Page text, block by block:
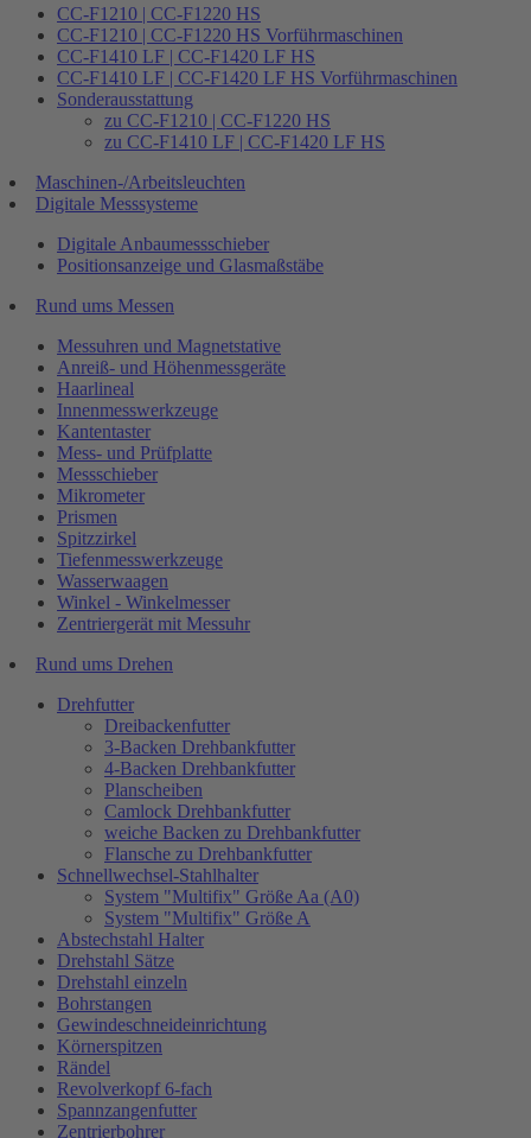
CC-F1210 | CC-F1220 HS
CC-F1210 | CC-F1220 HS Vorführmaschinen
CC-F1410 LF | CC-F1420 LF HS
CC-F1410 LF | CC-F1420 LF HS Vorführmaschinen
Sonderausstattung
zu CC-F1210 | CC-F1220 HS
zu CC-F1410 LF | CC-F1420 LF HS
Maschinen-/Arbeitsleuchten
Digitale Messsysteme
Digitale Anbaumessschieber
Positionsanzeige und Glasmaßstäbe
Rund ums Messen
Messuhren und Magnetstative
Anreiß- und Höhenmessgeräte
Haarlineal
Innenmesswerkzeuge
Kantentaster
Mess- und Prüfplatte
Messschieber
Mikrometer
Prismen
Spitzzirkel
Tiefenmesswerkzeuge
Wasserwaagen
Winkel - Winkelmesser
Zentriergerät mit Messuhr
Rund ums Drehen
Drehfutter
Dreibackenfutter
3-Backen Drehbankfutter
4-Backen Drehbankfutter
Planscheiben
Camlock Drehbankfutter
weiche Backen zu Drehbankfutter
Flansche zu Drehbankfutter
Schnellwechsel-Stahlhalter
System "Multifix" Größe Aa (A0)
System "Multifix" Größe A
Abstechstahl Halter
Drehstahl Sätze
Drehstahl einzeln
Bohrstangen
Gewindeschneideinrichtung
Körnerspitzen
Rändel
Revolverkopf 6-fach
Spannzangenfutter
Zentrierbohrer